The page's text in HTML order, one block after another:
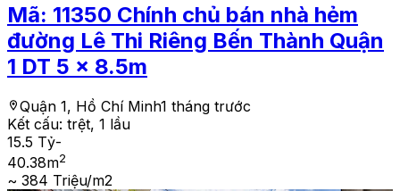
Mã: 11350 Chính chủ bán nhà hẻm
đường Lê Thi Riêng Bến Thành Quận
1 DT 5 x 8.5m
Quận 1, Hồ Chí Minh1 tháng trước
Kết cấu: trệt, 1 lầu
15.5 Tỷ-
40.38m2
~ 384 Triệu/m2